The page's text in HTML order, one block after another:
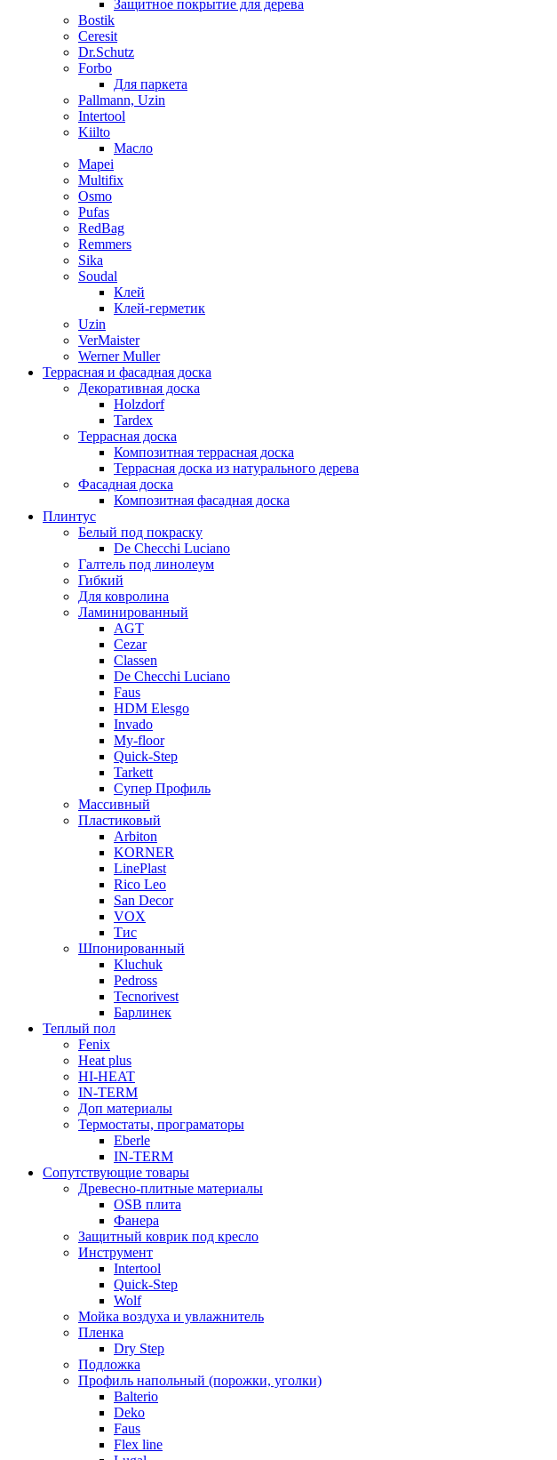
Защитное покрытие для дерева
Bostik
Ceresit
Dr.Schutz
Forbo
Для паркета
Pallmann, Uzin
Intertool
Kiilto
Масло
Mapei
Multifix
Osmo
Pufas
RedBag
Remmers
Sika
Soudal
Клей
Клей-герметик
Uzin
VerMaister
Werner Muller
Террасная и фасадная доска
Декоративная доска
Holzdorf
Tardex
Террасная доска
Композитная террасная доска
Террасная доска из натурального дерева
Фасадная доска
Композитная фасадная доска
Плинтус
Белый под покраску
De Checchi Luciano
Галтель под линолеум
Гибкий
Для ковролина
Ламинированный
AGT
Cezar
Classen
De Checchi Luciano
Faus
HDM Elesgo
Invado
My-floor
Quick-Step
Tarkett
Супер Профиль
Массивный
Пластиковый
Arbiton
KORNER
LinePlast
Rico Leo
San Decor
VOX
Тис
Шпонированный
Kluchuk
Pedross
Tecnorivest
Барлинек
Теплый пол
Fenix
Heat plus
HI-HEAT
IN-TERM
Доп материалы
Термостаты, програматоры
Eberle
IN-TERM
Сопутствующие товары
Древесно-плитные материалы
OSB плита
Фанера
Защитный коврик под кресло
Инструмент
Intertool
Quick-Step
Wolf
Мойка воздуха и увлажнитель
Пленка
Dry Step
Подложка
Профиль напольный (порожки, уголки)
Balterio
Deko
Faus
Flex line